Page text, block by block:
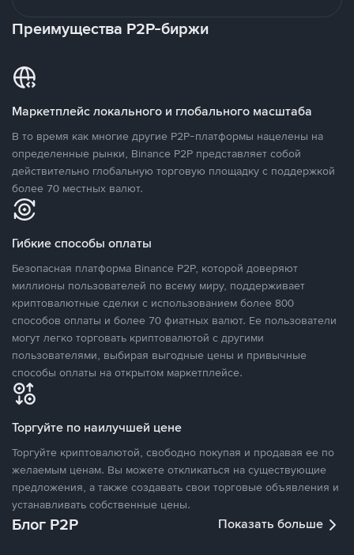
Преимущества P2P-биржи
Маркетплейс локального и глобального масштаба
В то время как многие другие P2P-платформы нацелены на
определенные рынки, Binance P2P представляет собой
действительно глобальную торговую площадку с поддержкой
более 70 местных валют.
Гибкие способы оплаты
Безопасная платформа Binance P2P, которой доверяют
миллионы пользователей по всему миру, поддерживает
криптовалютные сделки с использованием более 800
способов оплаты и более 70 фиатных валют. Ее пользователи
могут легко торговать криптовалютой с другими
пользователями, выбирая выгодные цены и привычные
способы оплаты на открытом маркетплейсе.
Торгуйте по наилучшей цене
Торгуйте криптовалютой, свободно покупая и продавая ее по
желаемым ценам. Вы можете откликаться на существующие
предложения, а также создавать свои торговые объявления и
устанавливать собственные цены.
Блог P2P Показать больше